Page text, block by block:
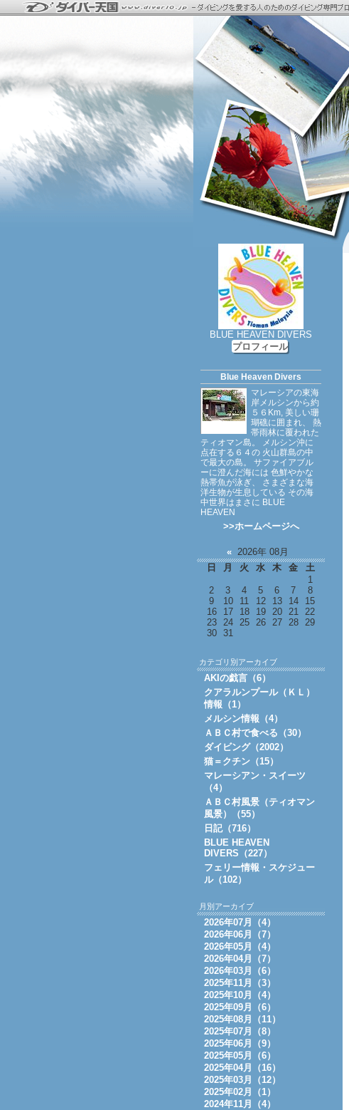
BLUE HEAVEN DIVERS
プロフィール
Blue Heaven Divers
マレーシアの東海
岸メルシンから約
５６Km, 美しい珊
瑚礁に囲まれ、 熱
帯雨林に覆われた
ティオマン島。 メルシン沖に
点在する６４の 火山群島の中
で最大の島。 サファイアブル
ーに澄んだ海には 色鮮やかな
熱帯魚が泳ぎ、 さまざまな海
洋生物が生息している その海
中世界はまさに BLUE
HEAVEN
>>ホームページへ
«2026年 08月
日
月 火 水 木 金
土
1
2
3 4 5 6 7
8
9
10 11 12 13 14
15
16
17 18 19 20 21
22
23
24 25 26 27 28
29
30
31
カテゴリ別アーカイブ
AKIの戯言（6）
クアラルンプール（ＫＬ）
情報（1）
メルシン情報（4）
ＡＢＣ村で食べる（30）
ダイビング（2002）
猫＝クチン（15）
マレーシアン・スイーツ
（4）
ＡＢＣ村風景（ティオマン
風景）（55）
日記（716）
BLUE HEAVEN
DIVERS（227）
フェリー情報・スケジュー
ル（102）
月別アーカイブ
2026年07月（4）
2026年06月（7）
2026年05月（4）
2026年04月（7）
2026年03月（6）
2025年11月（3）
2025年10月（4）
2025年09月（6）
2025年08月（11）
2025年07月（8）
2025年06月（9）
2025年05月（6）
2025年04月（16）
2025年03月（12）
2025年02月（1）
2024年11月（4）